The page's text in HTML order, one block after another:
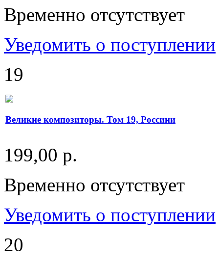
Временно отсутствует
Уведомить о поступлении
19
Великие композиторы. Том 19, Россини
199,00 р.
Временно отсутствует
Уведомить о поступлении
20